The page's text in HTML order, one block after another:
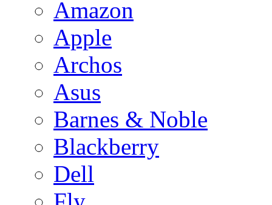
Amazon
Apple
Archos
Asus
Barnes & Noble
Blackberry
Dell